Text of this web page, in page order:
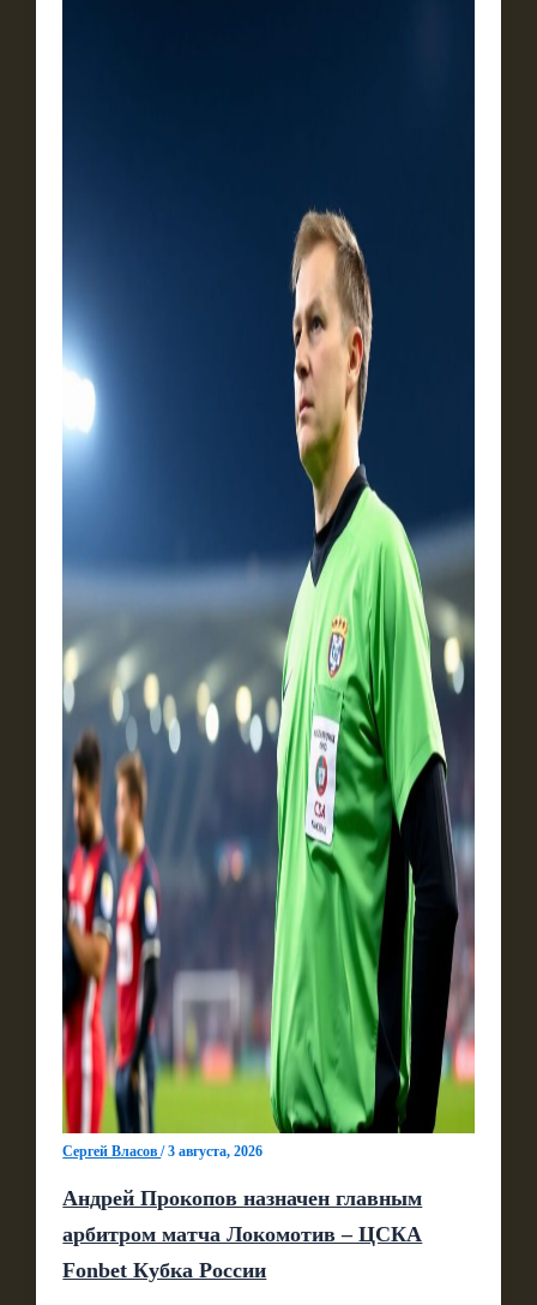
Сергей Власов/3 августа, 2026
Андрей Прокопов назначен главным
арбитром матча Локомотив – ЦСКА
Fonbet Кубка России